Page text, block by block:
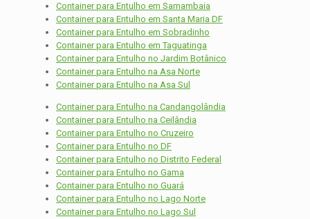
Container para Entulho em Samambaia
Container para Entulho em Santa Maria DF
Container para Entulho em Sobradinho
Container para Entulho em Taguatinga
Container para Entulho no Jardim Botânico
Container para Entulho na Asa Norte
Container para Entulho na Asa Sul
Container para Entulho na Candangolândia
Container para Entulho na Ceilândia
Container para Entulho no Cruzeiro
Container para Entulho no DF
Container para Entulho no Distrito Federal
Container para Entulho no Gama
Container para Entulho no Guará
Container para Entulho no Lago Norte
Container para Entulho no Lago Sul